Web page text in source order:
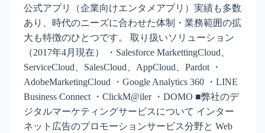
公式アプリ（企業向けエンタメアプリ）実績も多数
あり、時代のニーズに合わせた体制・業務範囲の拡
大も特徴のひとつです。 取り扱いソリューション
（2017年4月現在） ・Salesforce MarkettingCloud、
ServiceCloud、SalesCloud、AppCloud、Pardot ・
AdobeMarketingCloud ・Google Analytics 360 ・LINE
Business Connect ・ClickM@iler ・DOMO ■弊社のデ
ジタルマーケティングサービスについて インター
ネット広告のプロモーションサービス分野と Web